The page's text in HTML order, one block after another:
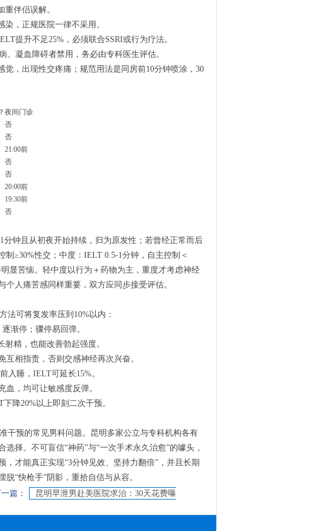
伴侣误解。
，正规医院一律不采用。
提升不足25%，必须联合SSRI或行为疗法。
凝血障碍者禁用，务必由专科医生评估。
，出现性交疼痛；规范用法是同房前10分钟喷涂，30
夜间门诊
否
否
21:00前
否
否
20:00前
19:30前
否
钟且从初夜开始持续，归为原发性；若曾经正常而后
≥30%性交；中度：IELT 0.5-1分钟，自主控制＜
显苦恼。轻中度以行为＋药物为主，重度才考虑神经
人痛苦感同样重要，双方应同步接受评估。
法可将复发率压到10%以内：
渐停；骤停易回弹。
精，也能改善勃起强度。
相指责，否则交感神经再次兴奋。
入睡，IELT可延长15%。
，均可让敏感度反弹。
降20%以上即刻二次干预。
干预的常见男科问题。昆明多家公立与专科机构各有
择。不可盲信“神药”与“一次手术永久治愈”的噱头，
才能真正实现“3分钟见效、坚持力翻倍”，并且长期
“快枪手”阴影，重拾自信与从容。
篇：
昆明早泄男赴美医院求治：30天花费曝